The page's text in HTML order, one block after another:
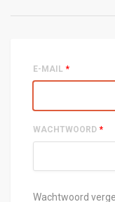
E-MAIL *
WACHTWOORD *
Wachtwoord